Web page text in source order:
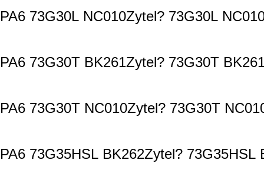
PA6 73G30L NC010Zytel? 73G30L
PA6 73G30T BK261Zytel? 73G30T
PA6 73G30T NC010Zytel? 73G30T
PA6 73G35HSL BK262Zytel?